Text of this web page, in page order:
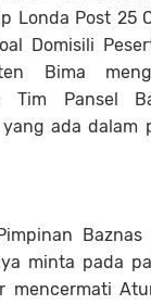
Londa Post 25
Domisili
Bima
Tim Pansel
ada dalam
minta pada
mencermati